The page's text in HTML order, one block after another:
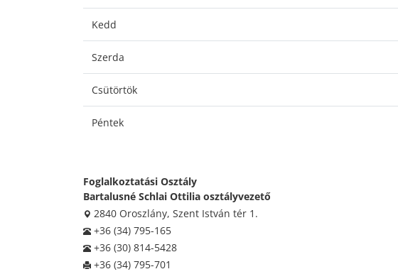
Kedd
Szerda
Csütörtök
Péntek
Foglalkoztatási Osztály
Bartalusné Schlai Ottilia osztályvezető
2840 Oroszlány, Szent István tér 1.
+36 (34) 795-165
+36 (30) 814-5428
+36 (34) 795-701